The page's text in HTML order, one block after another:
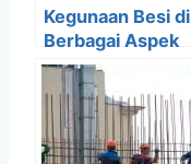
Kegunaan Besi di
Berbagai Aspek
Kehidupan
Manusia